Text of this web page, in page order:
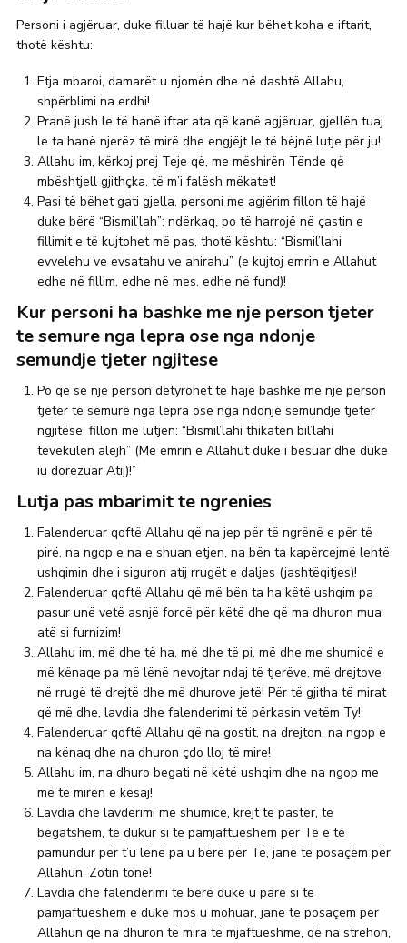
Personi i agjëruar, duke filluar të hajë kur bëhet koha e iftarit,
thotë kështu:
Etja mbaroi, damarët u njomën dhe në dashtë Allahu,
shpërblimi na erdhi!
Pranë jush le të hanë iftar ata që kanë agjëruar, gjellën tuaj
le ta hanë njerëz të mirë dhe engjëjt le të bëjnë lutje për ju!
Allahu im, kërkoj prej Teje që, me mëshirën Tënde që
mbështjell gjithçka, të m’i falësh mëkatet!
Pasi të bëhet gati gjella, personi me agjërim fillon të hajë
duke bërë “Bismil’lah”; ndërkaq, po të harrojë në çastin e
fillimit e të kujtohet më pas, thotë kështu: “Bismil’lahi
evvelehu ve evsatahu ve ahirahu” (e kujtoj emrin e Allahut
edhe në fillim, edhe në mes, edhe në fund)!
Kur personi ha bashke me nje person tjeter
te semure nga lepra ose nga ndonje
semundje tjeter ngjitese
Po qe se një person detyrohet të hajë bashkë me një person
tjetër të sëmurë nga lepra ose nga ndonjë sëmundje tjetër
ngjitëse, fillon me lutjen: “Bismil’lahi thikaten bil’lahi
tevekulen alejh” (Me emrin e Allahut duke i besuar dhe duke
iu dorëzuar Atij)!”
Lutja pas mbarimit te ngrenies
Falenderuar qoftë Allahu që na jep për të ngrënë e për të
pirë, na ngop e na e shuan etjen, na bën ta kapërcejmë lehtë
ushqimin dhe i siguron atij rrugët e daljes (jashtëqitjes)!
Falenderuar qoftë Allahu që më bën ta ha këtë ushqim pa
pasur unë vetë asnjë forcë për këtë dhe që ma dhuron mua
atë si furnizim!
Allahu im, më dhe të ha, më dhe të pi, më dhe me shumicë e
më kënaqe pa më lënë nevojtar ndaj të tjerëve, më drejtove
në rrugë të drejtë dhe më dhurove jetë! Për të gjitha të mirat
që më dhe, lavdia dhe falenderimi të përkasin vetëm Ty!
Falenderuar qoftë Allahu që na gostit, na drejton, na ngop e
na kënaq dhe na dhuron çdo lloj të mire!
Allahu im, na dhuro begati në këtë ushqim dhe na ngop me
më të mirën e kësaj!
Lavdia dhe lavdërimi me shumicë, krejt të pastër, të
begatshëm, të dukur si të pamjaftueshëm për Të e të
pamundur për t’u lënë pa u bërë për Të, janë të posaçëm për
Allahun, Zotin tonë!
Lavdia dhe falenderimi të bërë duke u parë si të
pamjaftueshëm e duke mos u mohuar, janë të posaçëm për
Allahun që na dhuron të mira të mjaftueshme, që na strehon,